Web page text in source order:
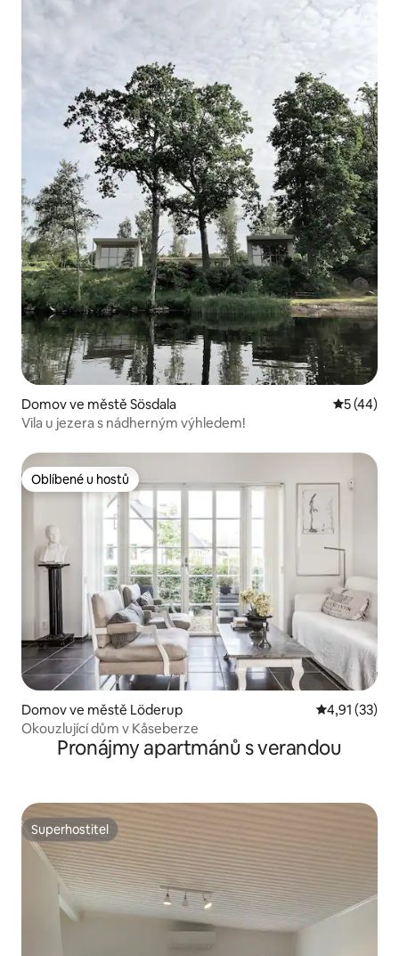
Domov ve městě Sösdala Průměrné
5 (44)
Vila u jezera s nádherným výhledem!
Oblíbené u hostů
Oblíbené u hostů
Domov ve městě Löderup Průměrné
4,91 (33)
Okouzlující dům v Kåseberze
Pronájmy apartmánů s verandou
Superhostitel
Superhostitel